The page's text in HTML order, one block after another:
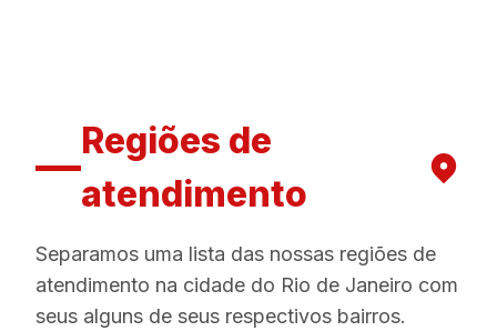
Regiões de
atendimento
Separamos uma lista das nossas regiões de
atendimento na cidade do Rio de Janeiro com
seus alguns de seus respectivos bairros.